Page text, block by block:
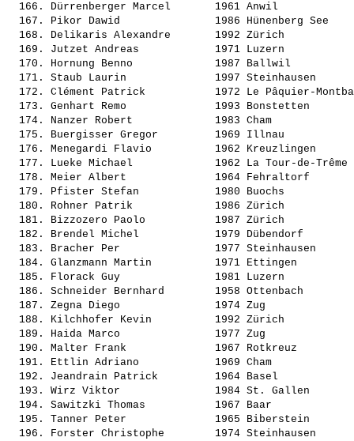
  166.
Dürrenberger Marcel
1961 Anwil
  167.
Pikor Dawid
1986 Hünenberg
  168.
Delikaris Alexandre
1992 Zürich
  169.
Jutzet Andreas
1971 Luzern
  170.
Hornung Benno
1987 Ballwil
  171.
Staub Laurin
1997
  172.
Clément Patrick
1972 Le Pâquier-
  173.
Genhart Remo
1993 Bonstetten
  174.
Nanzer Robert
1983 Cham
  175.
Buergisser Gregor
1969 Illnau
  176.
Menegardi Flavio
1962 Kreuzlingen
  177.
Lueke Michael
1962 La Tour-de-
  178.
Meier Albert
1964 Fehraltorf
  179.
Pfister Stefan
1980 Buochs
  180.
Rohner Patrik
1986 Zürich
  181.
Bizzozero Paolo
1987 Zürich
  182.
Brendel Michel
1979 Dübendorf
  183.
Bracher Per
1977 Steinhausen
  184.
Glanzmann Martin
1971 Ettingen
  185.
Florack Guy
1981 Luzern
  186.
Schneider Bernhard
1958 Ottenbach
  187.
Zegna Diego
1974 Zug
  188.
Kilchhofer Kevin
1992 Zürich
  189.
Haida Marco
1977 Zug
  190.
Malter Frank
1967 Rotkreuz
  191.
Ettlin Adriano
1969 Cham
  192.
Jeandrain Patrick
1964 Basel
  193.
Wirz Viktor
1984 St. Gallen
  194.
Sawitzki Thomas
1967 Baar
  195.
Tanner Peter
1965 Biberstein
  196.
Forster Christophe
1974